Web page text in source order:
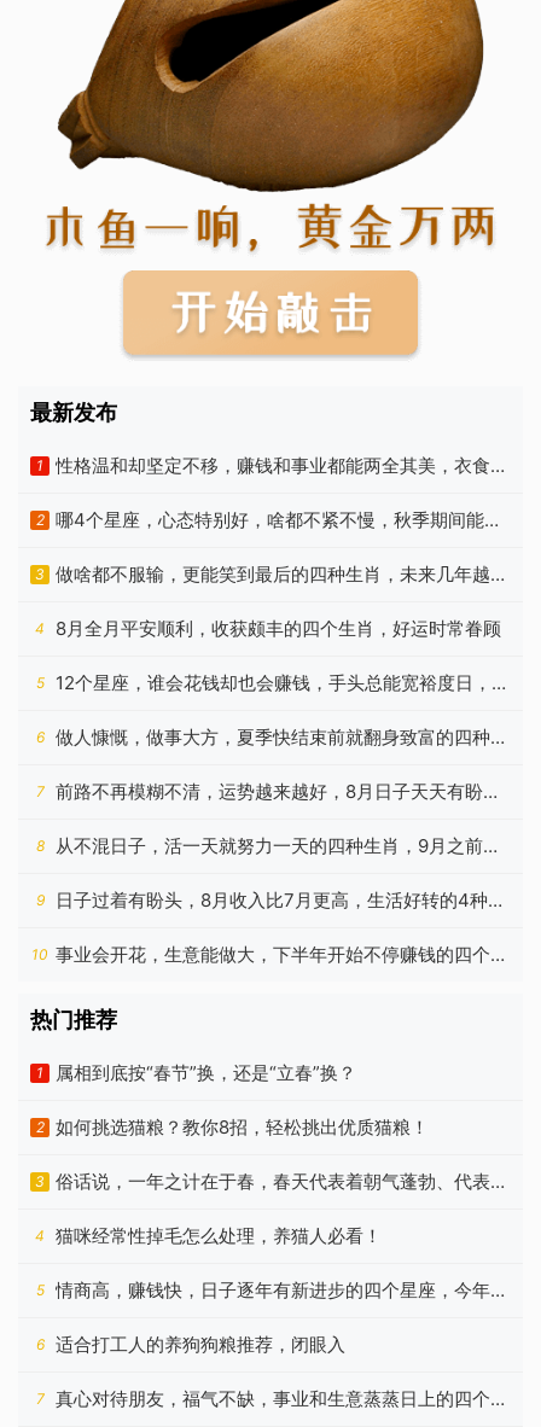
最新发布
1
性格温和却坚定不移，赚钱和事业都能两全其美，衣食无
忧的生肖
2
哪4个星座，心态特别好，啥都不紧不慢，秋季期间能发
家致富
3
做啥都不服输，更能笑到最后的四种生肖，未来几年越来
越能赚
4 8月全月平安顺利，收获颇丰的四个生肖，好运时常眷顾
5
12个星座，谁会花钱却也会赚钱，手头总能宽裕度日，没
啥烦恼
6
做人慷慨，做事大方，夏季快结束前就翻身致富的四种生
肖
7
前路不再模糊不清，运势越来越好，8月日子天天有盼头
的生肖
8
从不混日子，活一天就努力一天的四种生肖，9月之前苦
尽甘来
9
日子过着有盼头，8月收入比7月更高，生活好转的4种属
相
10 事业会开花，生意能做大，下半年开始不停赚钱的四个星
热门推荐
1 属相到底按“春节”换，还是“立春”换？
2 如何挑选猫粮？教你8招，轻松挑出优质猫粮！
3
俗话说，一年之计在于春，春天代表着朝气蓬勃、代表着
希望
4 猫咪经常性掉毛怎么处理，养猫人必看！
5
情商高，赚钱快，日子逐年有新进步的四个星座，今年更
好
6 适合打工人的养狗狗粮推荐，闭眼入
7 真心对待朋友，福气不缺，事业和生意蒸蒸日上的四个星